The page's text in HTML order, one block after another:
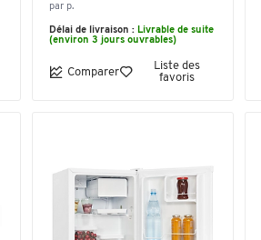
par p.
Délai de livraison : Livrable de suite
(environ 3 jours ouvrables)
Comparer
Liste des
favoris